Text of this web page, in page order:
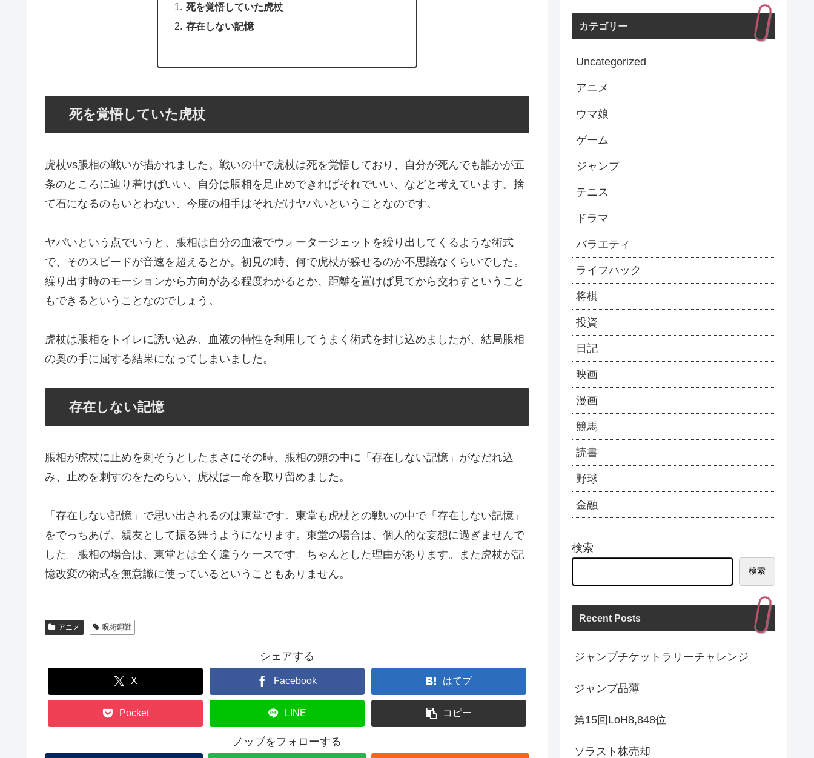
死を覚悟していた虎杖
存在しない記憶
死を覚悟していた虎杖
虎杖vs脹相の戦いが描かれました。戦いの中で虎杖は死を覚悟しており、自分が死んでも誰かが五
条のところに辿り着けばいい、自分は脹相を足止めできればそれでいい、などと考えています。捨
て石になるのもいとわない、今度の相手はそれだけヤバいということなのです。
ヤバいという点でいうと、脹相は自分の血液でウォータージェットを繰り出してくるような術式
で、そのスピードが音速を超えるとか。初見の時、何で虎杖が躱せるのか不思議なくらいでした。
繰り出す時のモーションから方向がある程度わかるとか、距離を置けば見てから交わすということ
もできるということなのでしょう。
虎杖は脹相をトイレに誘い込み、血液の特性を利用してうまく術式を封じ込めましたが、結局脹相
の奥の手に屈する結果になってしまいました。
存在しない記憶
脹相が虎杖に止めを刺そうとしたまさにその時、脹相の頭の中に「存在しない記憶」がなだれ込
み、止めを刺すのをためらい、虎杖は一命を取り留めました。
「存在しない記憶」で思い出されるのは東堂です。東堂も虎杖との戦いの中で「存在しない記憶」
をでっちあげ、親友として振る舞うようになります。東堂の場合は、個人的な妄想に過ぎませんで
した。脹相の場合は、東堂とは全く違うケースです。ちゃんとした理由があります。また虎杖が記
憶改変の術式を無意識に使っているということもありません。
アニメ 呪術廻戦
シェアする
X Facebook はてブ
Pocket LINE コピー
ノッブをフォローする
カテゴリー
Uncategorized
アニメ
ウマ娘
ゲーム
ジャンプ
テニス
ドラマ
バラエティ
ライフハック
将棋
投資
日記
映画
漫画
競馬
読書
野球
金融
検索
検索
Recent Posts
ジャンプチケットラリーチャレンジ
ジャンプ品薄
第15回LoH8,848位
ソラスト株売却